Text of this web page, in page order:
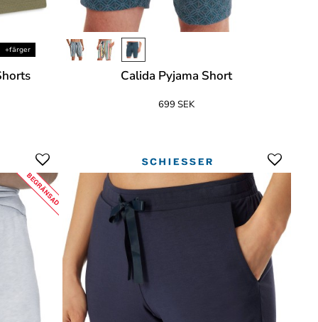
+färger
Calida Pyjama Short
699 SEK
BEGRÄNSAD